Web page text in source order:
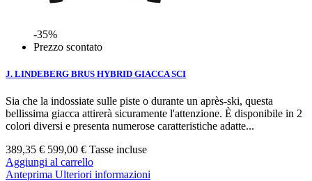
-35%
Prezzo scontato
J. LINDEBERG BRUS HYBRID GIACCA SCI
Sia che la indossiate sulle piste o durante un après-ski, questa
bellissima giacca attirerà sicuramente l'attenzione. È disponibile in 2
colori diversi e presenta numerose caratteristiche adatte...
389,35 € 599,00 € Tasse incluse
Aggiungi al carrello
Anteprima Ulteriori informazioni